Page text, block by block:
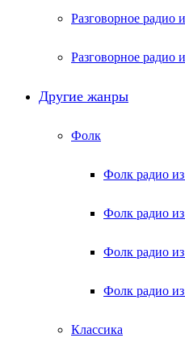
Разговорное радио
Разговорное
Другие жанры
Фолк
Фолк радио
Фолк радио
Фолк радио
Фолк радио
Классика